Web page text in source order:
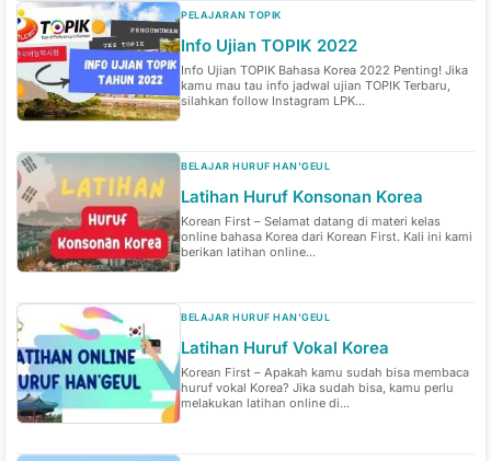
PELAJARAN TOPIK
Info Ujian TOPIK 2022
Info Ujian TOPIK Bahasa Korea 2022 Penting! Jika
kamu mau tau info jadwal ujian TOPIK Terbaru,
silahkan follow Instagram LPK...
BELAJAR HURUF HAN'GEUL
Latihan Huruf Konsonan Korea
Korean First – Selamat datang di materi kelas
online bahasa Korea dari Korean First. Kali ini kami
berikan latihan online...
BELAJAR HURUF HAN'GEUL
Latihan Huruf Vokal Korea
Korean First – Apakah kamu sudah bisa membaca
huruf vokal Korea? Jika sudah bisa, kamu perlu
melakukan latihan online di...